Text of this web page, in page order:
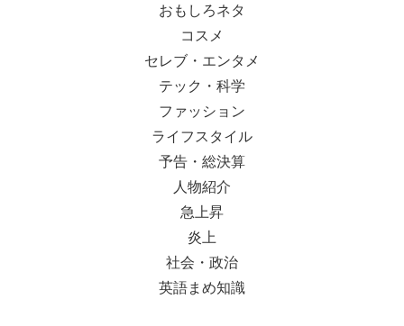
おもしろネタ
コスメ
セレブ・エンタメ
テック・科学
ファッション
ライフスタイル
予告・総決算
人物紹介
急上昇
炎上
社会・政治
英語まめ知識